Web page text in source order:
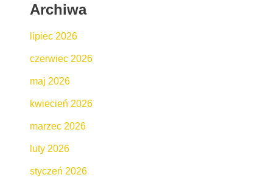
Archiwa
lipiec 2026
czerwiec 2026
maj 2026
kwiecień 2026
marzec 2026
luty 2026
styczeń 2026